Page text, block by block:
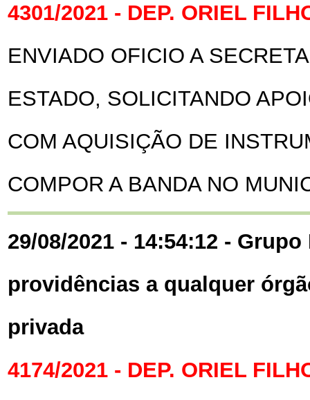
4301/2021 - DEP. ORIEL
ENVIADO OFICIO A
ESTADO, SOLICITANDO
COM AQUISIÇÃO DE
COMPOR A BANDA NO
29/08/2021 - 14:54:12 -
providências a qualquer
privada
4174/2021 - DEP. ORIEL